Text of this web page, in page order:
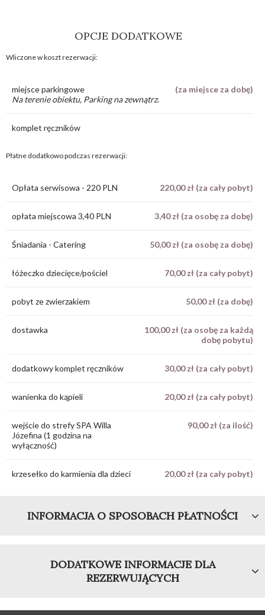
OPCJE DODATKOWE
Wliczone w koszt rezerwacji:
miejsce parkingowe
(za miejsce za dobę)
Na terenie obiektu, Parking na zewnątrz.
komplet ręczników
Płatne dodatkowo podczas rezerwacji:
Opłata serwisowa - 220 PLN 220,00 zł (za cały pobyt)
opłata miejscowa 3,40 PLN 3,40 zł (za osobę za dobę)
Śniadania - Catering 50,00 zł (za osobę za dobę)
łóżeczko dziecięce/pościel 70,00 zł (za cały pobyt)
pobyt ze zwierzakiem 50,00 zł (za dobę)
dostawka
100,00 zł (za osobę za każdą
dobę pobytu)
dodatkowy komplet ręczników 30,00 zł (za cały pobyt)
wanienka do kąpieli 20,00 zł (za cały pobyt)
wejście do strefy SPA Willa
Józefina (1 godzina na
wyłączność)
90,00 zł (za ilość)
krzesełko do karmienia dla dzieci 20,00 zł (za cały pobyt)
INFORMACJA O SPOSOBACH PŁATNOŚCI
DODATKOWE INFORMACJE DLA
REZERWUJĄCYCH